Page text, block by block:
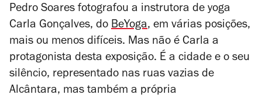
Pedro Soares fotografou a instrutora de yoga
Carla Gonçalves, do BeYoga, em várias posições,
mais ou menos difíceis. Mas não é Carla a
protagonista desta exposição. É a cidade e o seu
silêncio, representado nas ruas vazias de
Alcântara, mas também a própria